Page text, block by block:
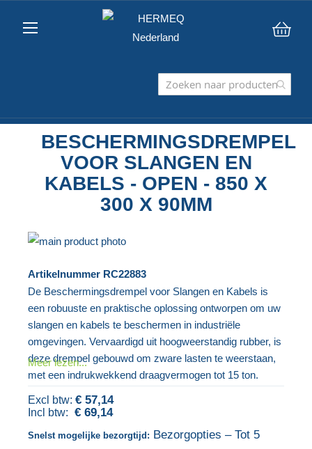
BESCHERMINGSDREMPEL
VOOR SLANGEN EN
KABELS - OPEN - 850 X
300 X 90MM
Ga
het
einde
van
afbeeldingen-
gallerij
naar
het
begin
de
afbeeldingen-
Artikelnummer RC22883
De Beschermingsdrempel voor Slangen en Kabels is
een robuuste en praktische oplossing ontworpen om uw
slangen en kabels te beschermen in industriële
omgevingen. Vervaardigd uit hoogweerstandig rubber, is
deze drempel gebouwd om zware lasten te weerstaan,
met een indrukwekkend draagvermogen tot 15 ton.
Meer lezen...
€ 57,14
€ 69,14
Snelst mogelijke bezorgtijd: Bezorgopties – Tot 5